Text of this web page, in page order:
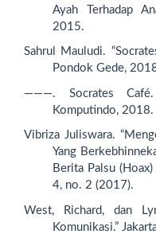
Ayah Terhadap
2015.
Sahrul Mauludi.
Pondok Gede,
———. Socrates
Komputindo, 2018.
Vibriza Juliswara.
Yang
Berita Palsu
4, no. 2 (2017).
West, Richard, dan
Komunikasi.”